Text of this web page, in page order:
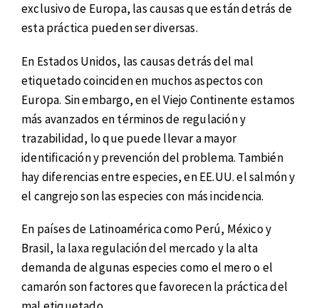
exclusivo de Europa, las causas que están detrás de
esta práctica pueden ser diversas.
En Estados Unidos, las causas detrás del mal
etiquetado coinciden en muchos aspectos con
Europa. Sin embargo, en el Viejo Continente estamos
más avanzados en términos de regulación y
trazabilidad, lo que puede llevar a mayor
identificación y prevención del problema. También
hay diferencias entre especies, en EE.UU. el salmón y
el cangrejo son las especies con más incidencia.
En países de Latinoamérica como Perú, México y
Brasil, la laxa regulación del mercado y la alta
demanda de algunas especies como el mero o el
camarón son factores que favorecen la práctica del